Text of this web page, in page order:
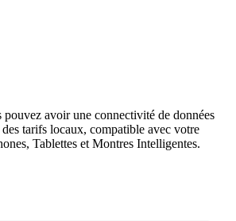
avoir une connectivité de données
tarifs locaux, compatible avec votre
Tablettes et Montres Intelligentes.